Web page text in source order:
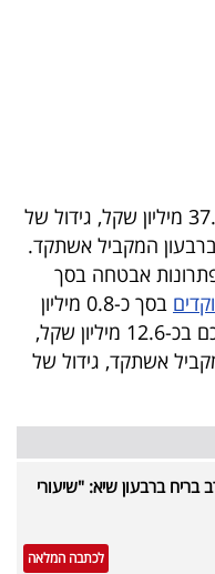
הרווח הגולמי ברבעון הסתכם לכ-37.7 מיליון שקל, גידול של
מיליון שקל ברבעון המקביל אשתקד.
אבטחה בסך
בסך כ-0.8 מיליון
שקל. הרווח התפעולי ברבעון הסתכם בכ-12.6 מיליון שקל,
המקביל אשתקד, גידול של
ברבעון שיא: "שיעורי
לכתבה המלאה